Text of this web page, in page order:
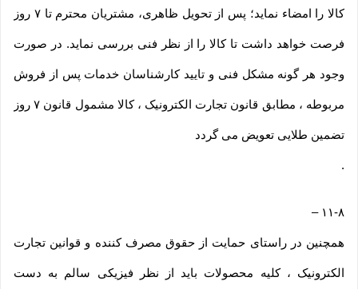
کالا را امضاء نماید؛ پس از تحویل ظاهری، مشتریان محترم تا ۷ روز
فرصت خواهد داشت تا کالا را از نظر فنی بررسی نماید. در صورت
وجود هر گونه مشکل فنی و تایید کارشناسان خدمات پس از فروش
مربوطه ، مطابق قانون تجارت الکترونیک ، کالا مشمول قانون ۷ روز
تضمین طلایی تعویض می گردد
.
۱۱-۸ –
همچنین در راستای حمایت از حقوق مصرف کننده و قوانین تجارت
الکترونیک ، کلیه محصولات باید از نظر فیزیکی سالم به دست